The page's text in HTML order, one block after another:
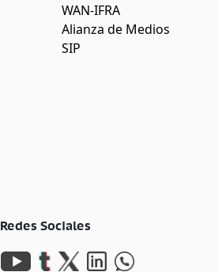
WAN-IFRA
Alianza de Medios
SIP
Redes Sociales